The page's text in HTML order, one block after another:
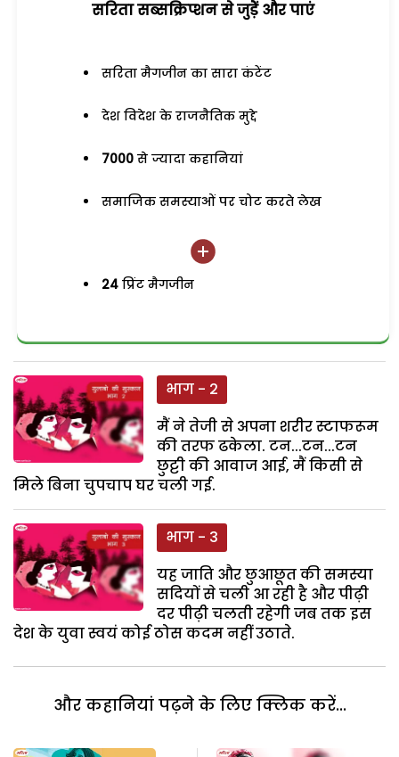
सरिता सब्सक्रिप्शन से जुड़ेें और पाएं
सरिता मैगजीन का सारा कंटेंट
देश विदेश के राजनैतिक मुद्दे
7000 से ज्यादा कहानियां
समाजिक समस्याओं पर चोट करते लेख
24 प्रिंट मैगजीन
भाग - 2
मैं ने तेजी से अपना शरीर स्टाफरूम
की तरफ ढकेला. टन...टन...टन
छुट्टी की आवाज आई, मैं किसी से
मिले बिना चुपचाप घर चली गई.
भाग - 3
यह जाति और छुआछूत की समस्या
सदियों से चली आ रही है और पीढ़ी
दर पीढ़ी चलती रहेगी जब तक इस
देश के युवा स्वयं कोई ठोस कदम नहीं उठाते.
और कहानियां पढ़ने के लिए क्लिक करें...